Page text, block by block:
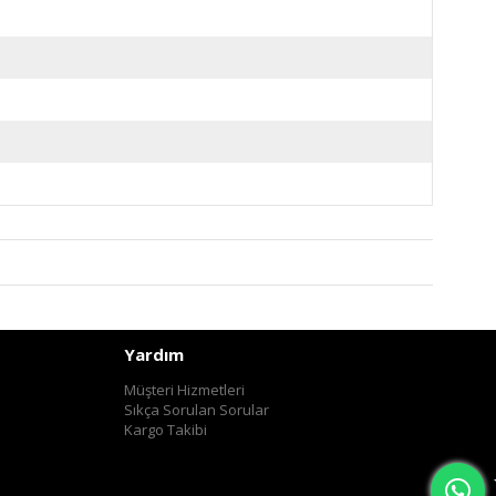
Yardım
Müşteri Hizmetleri
Sıkça Sorulan Sorular
Kargo Takibi